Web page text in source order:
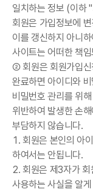
일치하는 정보 (이하
회원은 가입정보에
이를 갱신하지 아니
사이트는 어떠한 책
② 회원은 회원가입신
완료하면 아이디와
비밀번호 관리를 위
위반하여 발생한 손
부담하지 않습니다.
1. 회원은 본인의 아
하여서는 안됩니다.
2. 회원은 제3자가
사용하는 사실을 알